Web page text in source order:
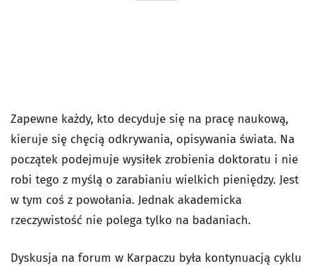
Zapewne każdy, kto decyduje się na pracę naukową,
kieruje się chęcią odkrywania, opisywania świata. Na
początek podejmuje wysiłek zrobienia doktoratu i nie
robi tego z myślą o zarabianiu wielkich pieniędzy. Jest
w tym coś z powołania. Jednak akademicka
rzeczywistość nie polega tylko na badaniach.
Dyskusja na forum w Karpaczu była kontynuacją cyklu